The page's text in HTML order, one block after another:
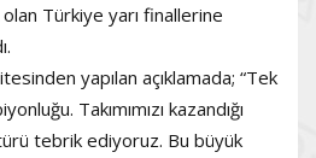
Türkiye yarı finallerine
yapılan açıklamada; “Tek
Takımımızı kazandığı
tebrik ediyoruz. Bu büyük